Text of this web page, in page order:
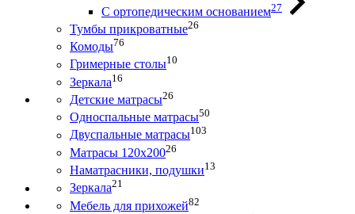
С ортопедическим основанием27
Тумбы прикроватные26
Комоды76
Гримерные столы10
Зеркала16
Детские матрасы26
Односпальные матрасы50
Двуспальные матрасы103
Матрасы 120х20026
Наматрасники, подушки13
Зеркала21
Мебель для прихожей82